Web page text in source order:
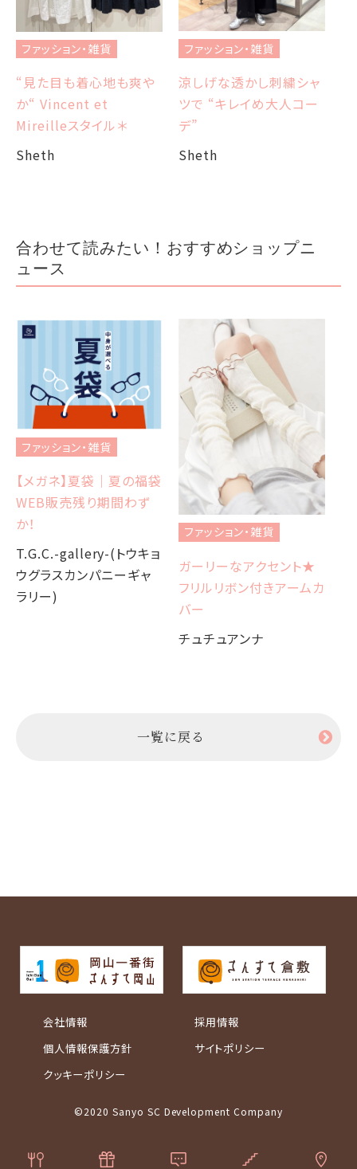
ファッション・雑貨
“見た目も着心地も爽や
か“ Vincent et
Mireilleスタイル＊
Sheth
ファッション・雑貨
涼しげな透かし刺繍シャ
ツで “キレイめ大人コー
デ”
Sheth
合わせて読みたい！おすすめショップニ
ュース
ファッション・雑貨
【メガネ】夏袋｜夏の福袋
WEB販売残り期間わず
か！
T.G.C.-gallery-(トウキョ
ウグラスカンパニーギャ
ラリー)
ファッション・雑貨
ガーリーなアクセント★
フリルリボン付きアームカ
バー
チュチュアンナ
一覧に戻る
会社情報
個人情報保護方針
クッキーポリシー
採用情報
サイトポリシー
©2020 Sanyo SC Development Company